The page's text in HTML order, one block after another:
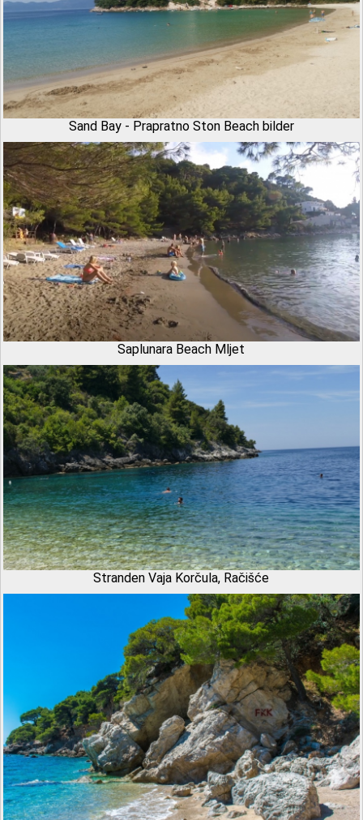
Sand Bay - Prapratno Ston Beach bilder
Saplunara Beach Mljet
Stranden Vaja Korčula, Račišće